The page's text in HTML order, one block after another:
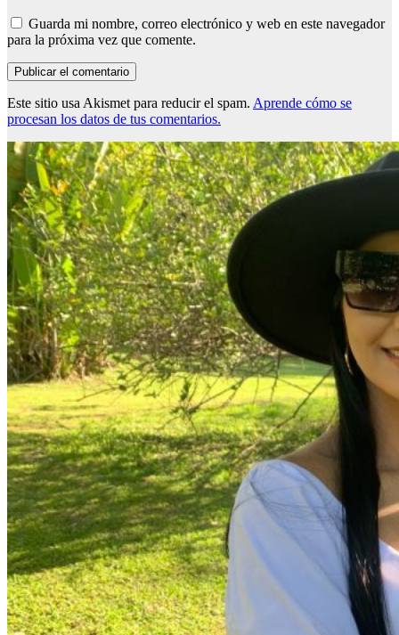
Guarda mi nombre, correo electrónico y web en este navegador
para la próxima vez que comente.
Este sitio usa Akismet para reducir el spam. Aprende cómo se
procesan los datos de tus comentarios.